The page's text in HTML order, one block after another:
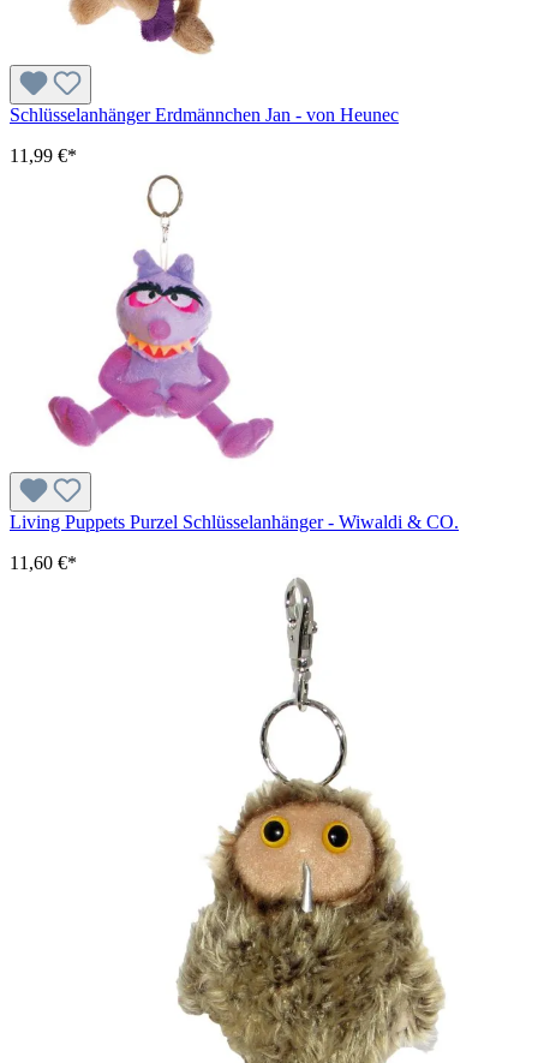
Schlüsselanhänger Erdmännchen Jan - von Heunec
11,99 €*
Living Puppets Purzel Schlüsselanhänger - Wiwaldi & CO.
11,60 €*